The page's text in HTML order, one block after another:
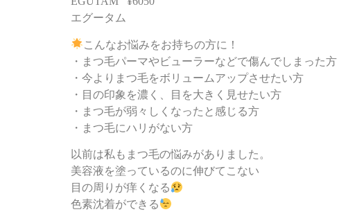
エグータム
こんなお悩みをお持ちの方に！
・まつ毛パーマやビューラーなどで傷んでしまった方
・今よりまつ毛をボリュームアップさせたい方
・目の印象を濃く、目を大きく見せたい方
・まつ毛が弱々しくなったと感じる方
・まつ毛にハリがない方
以前は私もまつ毛の悩みがありました。
美容液を塗っているのに伸びてこない
目の周りが痒くなる
色素沈着ができる